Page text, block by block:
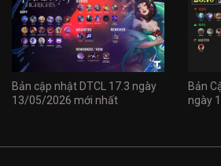
Bản cập nhật DTCL 17.3 ngày
13/05/2026 mới nhất
Bản
ngày